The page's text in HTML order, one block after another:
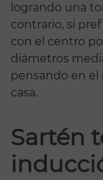
logrando una
contrario, si
con el centro
diámetros
pensando en
casa.
Sartén